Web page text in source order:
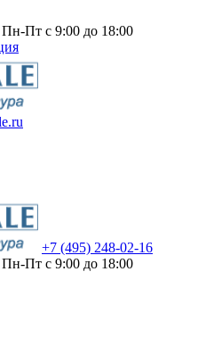
Пн-Пт с 9:00 до 18:00
+7 (495) 248-02-16
Пн-Пт с 9:00 до 18:00